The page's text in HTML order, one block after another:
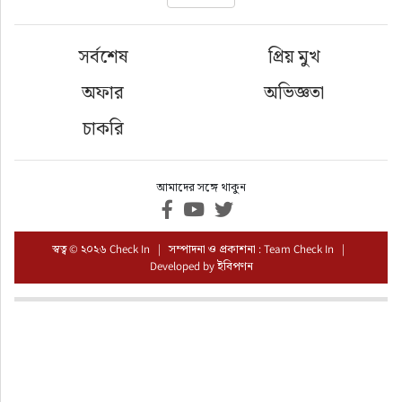
হজ-ওমরাহ
আরও
সর্বশেষ
প্রিয় মুখ
অফার
অভিজ্ঞতা
চাকরি
আমাদের সঙ্গে থাকুন
স্বত্ব © ২০২৬ Check In | সম্পাদনা ও প্রকাশনা : Team Check In |
Developed byইবিপণন